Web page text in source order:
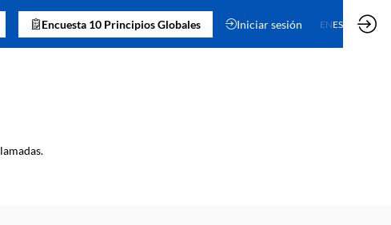
Encuesta 10 Principios Globales Iniciar sesión ENES